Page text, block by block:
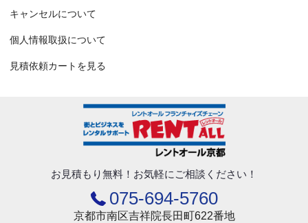
キャンセルについて
個人情報取扱について
見積依頼カートを見る
お見積もり無料！ お気軽にご相談ください！
075-694-5760
京都市南区吉祥院長田町622番地